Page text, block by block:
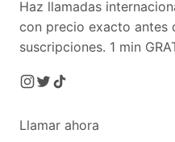
Haz llamadas
con precio exacto antes
suscripciones. 1 min
Llamar ahora